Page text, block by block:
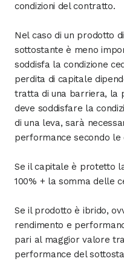
condizioni del contratto.
Nel caso di un prodotto
sottostante è meno
soddisfa la condizione
perdita di capitale
tratta di una barriera, la
deve soddisfare la
di una leva, sarà
performance secondo le
Se il capitale è protetto
100% + la somma delle
Se il prodotto è ibrido,
rendimento e
pari al maggior valore
performance del